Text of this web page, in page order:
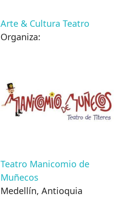
Arte & Cultura Teatro
Organiza:
Teatro Manicomio de
Muñecos
Medellín, Antioquia